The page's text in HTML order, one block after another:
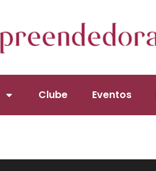
Clube Eventos